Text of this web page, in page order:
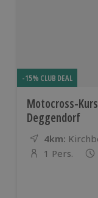
-15% CLUB DEAL
Motocross-
Deggendorf
4km:
Anzahl der
1 Pers.